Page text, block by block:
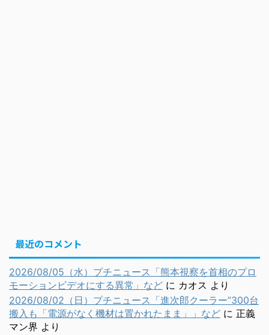
最近のコメント
2026/08/05（水）プチニュース「熊本視察を首相のプロ
モーションビデオにする異常」など に カオス より
2026/08/02（日）プチニュース「進次郎クーラー”300台
搬入も「電源がなく機材は置かれたまま」」など に 正義
マン界 より